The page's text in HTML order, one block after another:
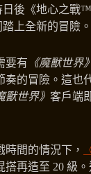
日後《地心之戰
上全新的冒險。
要有 《魔獸世界》
奏的冒險。這也
獸世界》 客戶端
間的情況下，
搭再造至 20 級